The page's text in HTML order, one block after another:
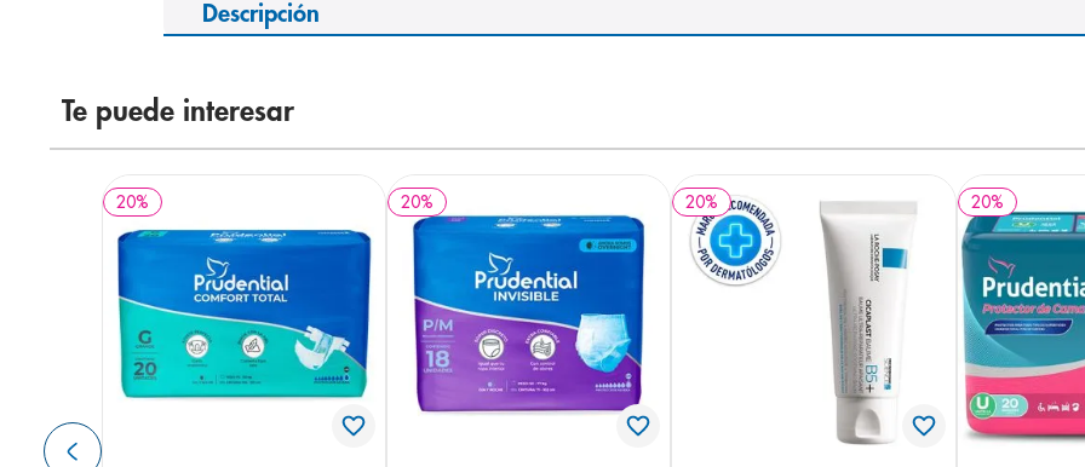
Descripción
Te puede interesar
20% 20% 20% 20%